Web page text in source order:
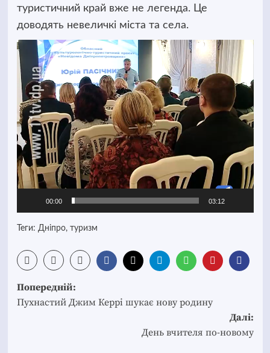
туристичний край вже не легенда. Це
доводять невеличкі міста та села.
Відеопрогравач
00:00 03:12
Теги: Дніпро, туризм
Post
navigation
Попередній:
Пухнастий Джим Керрі шукає нову родину
Далі:
День вчителя по-новому